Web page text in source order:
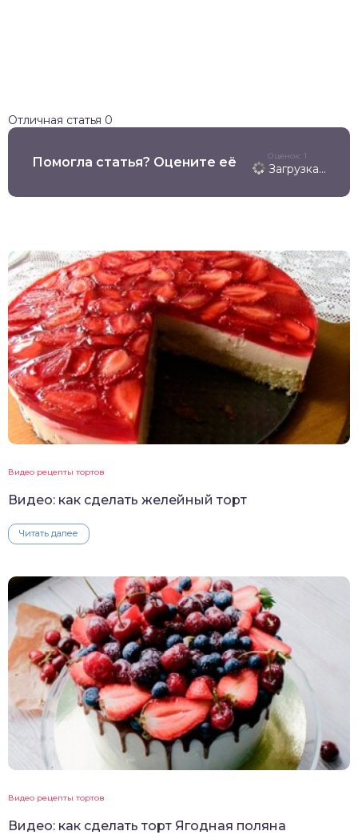
Отличная статья 0
Помогла статья? Оцените её Оценок: 1
Загрузка...
Видео рецепты тортов
Видео: как сделать желейный торт
Читать далее
Видео рецепты тортов
Видео: как сделать торт Ягодная поляна